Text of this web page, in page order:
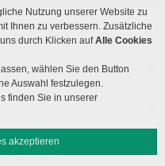
Sitemap
Nutzung unserer Website zu
Ihnen zu verbessern. Zusätzliche
durch Klicken aufAlle Cookies
wählen Sie den Button
Auswahl festzulegen.
finden Sie in unserer
akzeptieren